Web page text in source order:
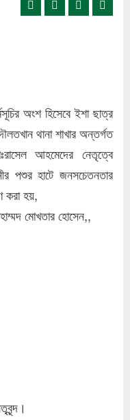
অংশ হিসেবে ইশা ছাত্র
থানা শাখার অন্তর্গত
আহমেদের নেতৃত্বে
পশুর হাটে জনসচেতনতার
করা হয়,
মোখতার হোসেন,,